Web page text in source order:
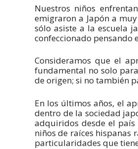
Nuestros niños
emigraron a Japón a
sólo asiste a la escuela
confeccionado pensando
Consideramos que el
fundamental no solo
de origen; si no también
En los últimos años, el
dentro de la sociedad
adquiridos desde el país
niños de raíces hispanas
particularidades que